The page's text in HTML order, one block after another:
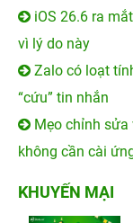
iOS 26.6 ra
vì lý do này
Zalo có loạt
“cứu” tin nhắn
Mẹo chỉnh sửa
không cần cài
KHUYẾN MẠI